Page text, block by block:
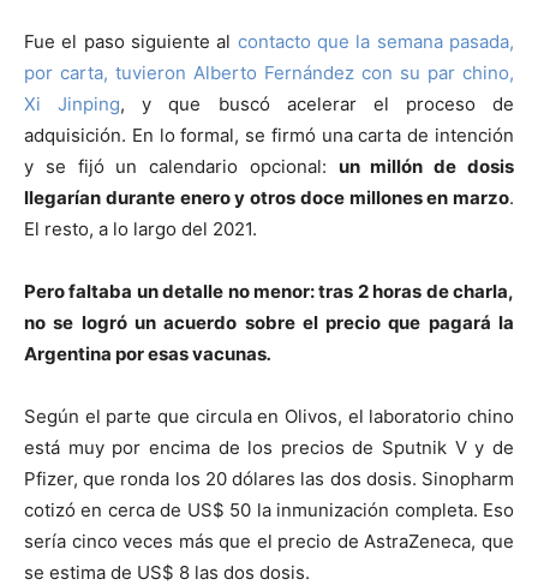
Fue el paso siguiente al contacto que la semana pasada,
por carta, tuvieron Alberto Fernández con su par chino,
Xi Jinping, y que buscó acelerar el proceso de
adquisición. En lo formal, se firmó una carta de intención
y se fijó un calendario opcional: un millón de dosis
llegarían durante enero y otros doce millones en marzo.
El resto, a lo largo del 2021.
Pero faltaba un detalle no menor: tras 2 horas de charla,
no se logró un acuerdo sobre el precio que pagará la
Argentina por esas vacunas.
Según el parte que circula en Olivos, el laboratorio chino
está muy por encima de los precios de Sputnik V y de
Pfizer, que ronda los 20 dólares las dos dosis. Sinopharm
cotizó en cerca de US$ 50 la inmunización completa. Eso
sería cinco veces más que el precio de AstraZeneca, que
se estima de US$ 8 las dos dosis.